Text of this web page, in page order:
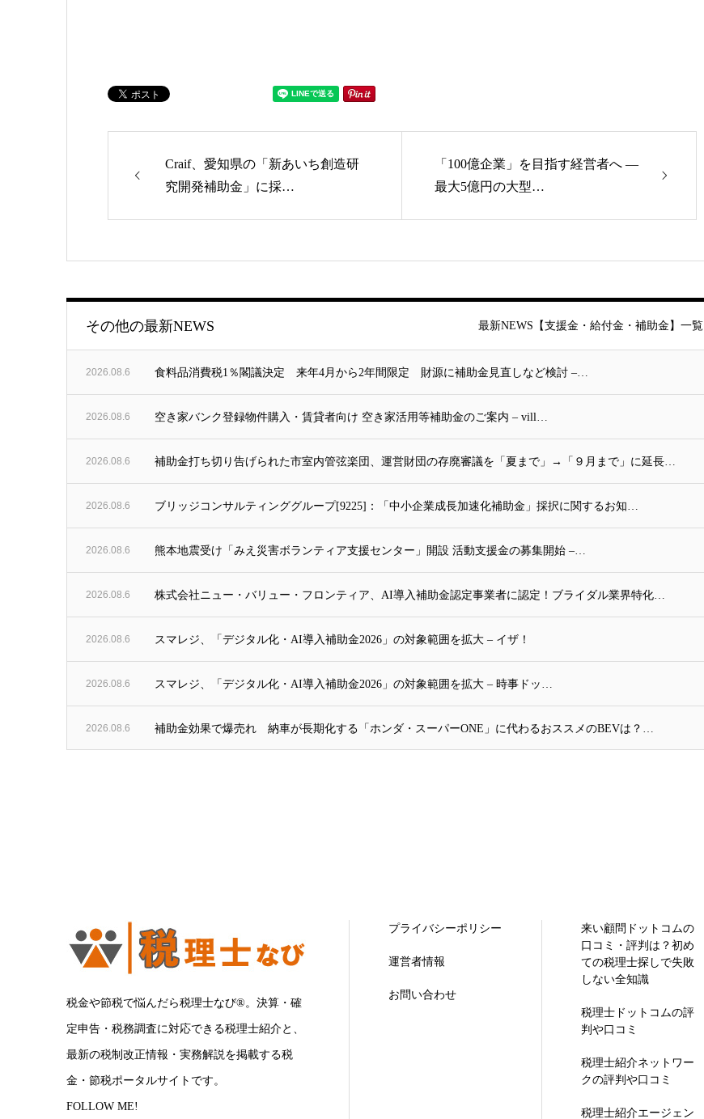
Craif、愛知県の「新あいち創造研
究開発補助金」に採…
「100億企業」を目指す経営者へ ―
最大5億円の大型…
その他の最新NEWS
2026.08.6 食料品消費税1％閣議決定 来年4月から2年間限定 財源に補助金見直しなど検討 –…
2026.08.6 空き家バンク登録物件購入・賃貸者向け 空き家活用等補助金のご案内 – vill…
2026.08.6 補助金打ち切り告げられた市室内管弦楽団、運営財団の存廃審議を「夏まで」→「９月まで」に延長…
2026.08.6 ブリッジコンサルティンググループ[9225]：「中小企業成長加速化補助金」採択に関するお知…
2026.08.6 熊本地震受け「みえ災害ボランティア支援センター」開設 活動支援金の募集開始 –…
2026.08.6 株式会社ニュー・バリュー・フロンティア、AI導入補助金認定事業者に認定！ブライダル業界特化…
2026.08.6 スマレジ、「デジタル化・AI導入補助金2026」の対象範囲を拡大 – イザ！
2026.08.6 スマレジ、「デジタル化・AI導入補助金2026」の対象範囲を拡大 – 時事ドッ…
2026.08.6 補助金効果で爆売れ 納車が長期化する「ホンダ・スーパーONE」に代わるおススメのBEVは？…
最新NEWS【支援金・給付金・補助金】一覧
税金や節税で悩んだら税理士なび®。決算・確
定申告・税務調査に対応できる税理士紹介と、
最新の税制改正情報・実務解説を掲載する税
金・節税ポータルサイトです。
FOLLOW ME!
プライバシーポリシー
運営者情報
お問い合わせ
来い顧問ドットコムの
口コミ・評判は？初め
ての税理士探しで失敗
しない全知識
税理士ドットコムの評
判や口コミ
税理士紹介ネットワー
クの評判や口コミ
税理士紹介エージェン